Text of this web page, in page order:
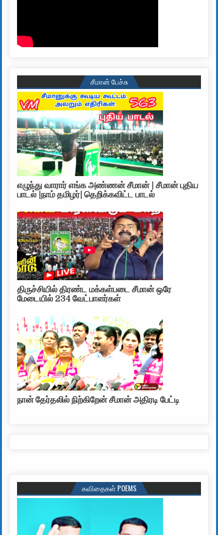
சீமான் பேச்சு
எழுந்து வாரார் எங்க அண்ணன் சீமான் | சீமான் புதிய
பாடல் |நாம் தமிழர்| தெறிக்கவிட்ட பாடல்
திருச்சியில் திரண்ட மக்கள்படை சீமான் ஒரே
மேடையில் 234 வேட்பாளர்கள்
நான் தேர்தலில் நிற்கிறேன் சீமான் அதிரடி பேட்டி
கவிதைகள் POEMS